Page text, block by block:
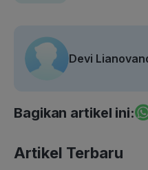
Devi
Bagikan artikel ini:
Artikel Terbaru